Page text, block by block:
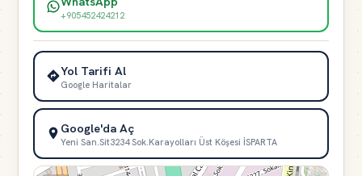
+905452424212
Yol Tarifi Al
Google Haritalar
Google'da Aç
Yeni San.Sit3234 Sok.Karayolları Üst Köşesi İSPARTA